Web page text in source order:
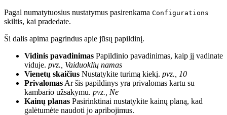
Pagal numatytuosius nustatymus pasirenkama Configurations
skiltis, kai pradedate.
Ši dalis apima pagrindus apie jūsų papildinį.
Vidinis pavadinimas Papildinio pavadinimas, kaip jį vadinate
viduje. pvz., Vaiduoklių namas
Vienetų skaičius Nustatykite turimą kiekį. pvz., 10
Privalomas Ar šis papildinys yra privalomas kartu su
kambario užsakymu. pvz., Ne
Kainų planas Pasirinktinai nustatykite kainų planą, kad
galėtumėte naudoti jo apribojimus.